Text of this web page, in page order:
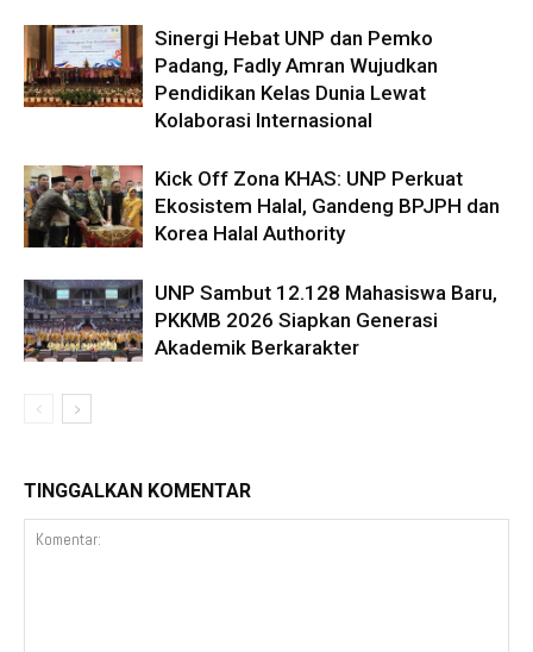
Sinergi Hebat UNP dan Pemko
Padang, Fadly Amran Wujudkan
Pendidikan Kelas Dunia Lewat
Kolaborasi Internasional
Kick Off Zona KHAS: UNP Perkuat
Ekosistem Halal, Gandeng BPJPH dan
Korea Halal Authority
UNP Sambut 12.128 Mahasiswa Baru,
PKKMB 2026 Siapkan Generasi
Akademik Berkarakter
TINGGALKAN KOMENTAR